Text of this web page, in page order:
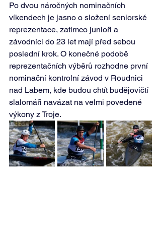
Po dvou náročných nominačních
víkendech je jasno o složení seniorské
reprezentace, zatímco junioři a
závodníci do 23 let mají před sebou
poslední krok. O konečné podobě
reprezentačních výběrů rozhodne první
nominační kontrolní závod v Roudnici
nad Labem, kde budou chtít budějovičtí
slalomáři navázat na velmi povedené
výkony z Troje.